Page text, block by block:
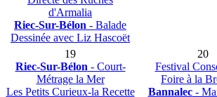
d'Armalia
Riec-Sur-Bélon - Balade
Dessinée avec Liz Hascoët
19
Riec-Sur-Bélon - Court-
Métrage la Mer
Les Petits Curieux-la Recette
20
Festival
Foire à la
Bannalec-